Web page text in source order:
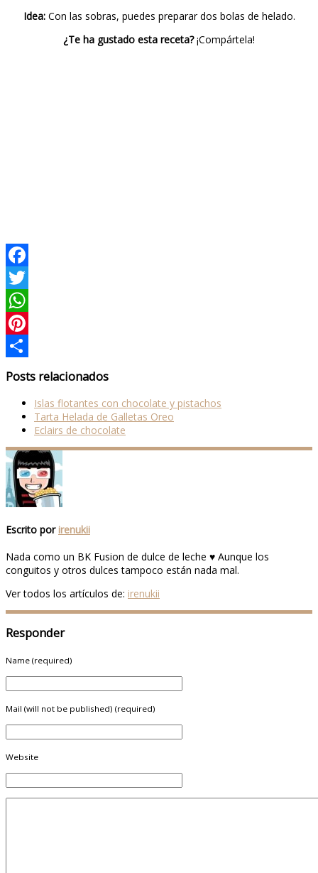
Idea:Con las sobras, puedes preparar dos bolas de helado.
¿Te ha gustado esta receta?¡Compártela!
Facebook
Twitter
WhatsApp
Pinterest
Posts relacionados
Islas flotantes con chocolate y pistachos
Tarta Helada de Galletas Oreo
Eclairs de chocolate
Escrito por irenukii
Nada como un BK Fusion de dulce de leche ♥ Aunque los
conguitos y otros dulces tampoco están nada mal.
Ver todos los artículos de: irenukii
Responder
Name (required)
Mail (will not be published) (required)
Website